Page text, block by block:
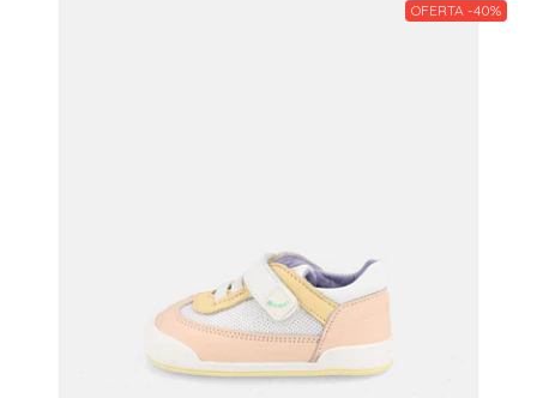
OFERTA -40%